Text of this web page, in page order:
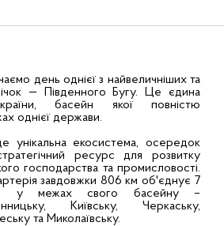
день однієї з найвеличніших та
— Південного Бугу. Це єдина
басейн якої повністю
однієї держави.
унікальна екосистема, осередок
ресурс для розвитку
господарства та промисловості.
завдовжки 806 км об'єднує 7
у межах свого басейну –
Київську, Черкаську,
та Миколаївську.